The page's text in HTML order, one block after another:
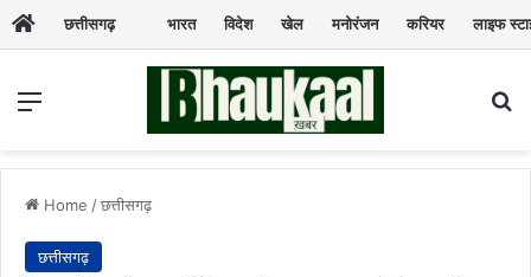
छत्तीसगढ़ भारत विदेश खेल मनोरंजन करियर लाइफ
Menu
Home /छत्तीसगढ़
छत्तीसगढ़